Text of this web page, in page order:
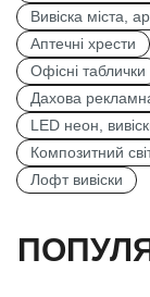
Вивіска міста,
Аптечні хрести
Офісні таблички
Дахова
LED неон,
Композитний
Лофт вивіски